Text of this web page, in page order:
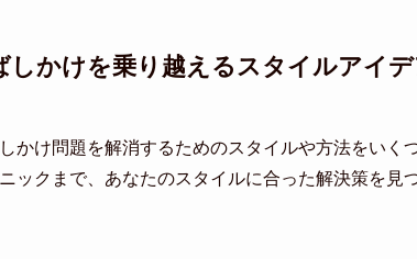
しかけを乗り越えるスタイルアイ
かけ問題を解消するためのスタイルや方法をいく
ックまで、あなたのスタイルに合った解決策を見